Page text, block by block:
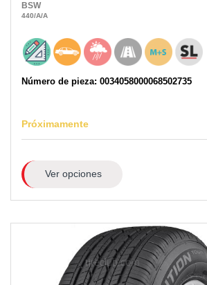
BSW
440/A/A
Número de pieza: 0034058000068502735
Próximamente
Ver opciones